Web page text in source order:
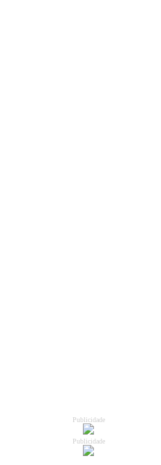
Publicidade
Publicidade